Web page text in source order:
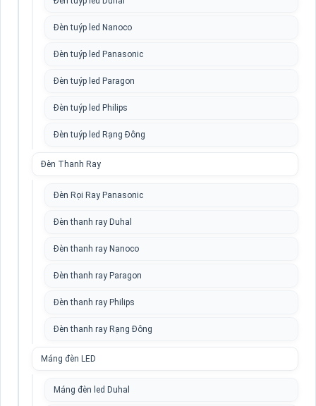
Đèn tuýp led Nanoco
Đèn tuýp led Panasonic
Đèn tuýp led Paragon
Đèn tuýp led Philips
Đèn tuýp led Rạng Đông
Đèn Thanh Ray
Đèn Rọi Ray Panasonic
Đèn thanh ray Duhal
Đèn thanh ray Nanoco
Đèn thanh ray Paragon
Đèn thanh ray Philips
Đèn thanh ray Rạng Đông
Máng đèn LED
Máng đèn led Duhal